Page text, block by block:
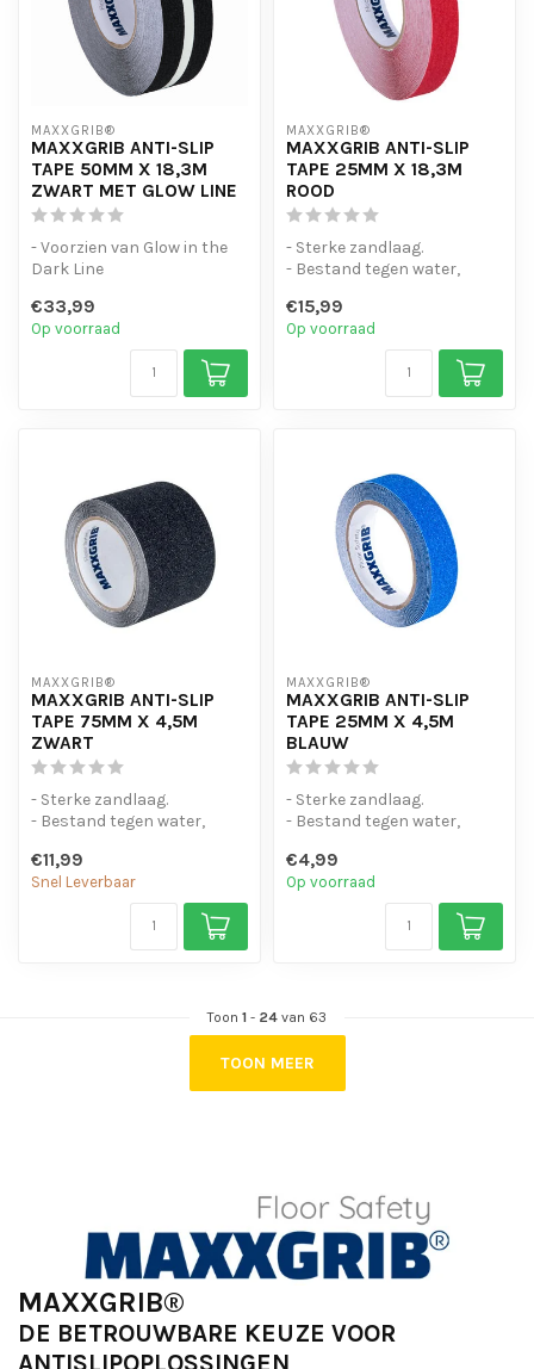
MAXXGRIB®
MAXXGRIB ANTI-SLIP
TAPE 50MM X 18,3M
ZWART MET GLOW LINE
- Voorzien van Glow in the
Dark Line
- Vocht en Waterbest...
€33,99
Op voorraad
MAXXGRIB®
MAXXGRIB ANTI-SLIP
TAPE 25MM X 18,3M
ROOD
- Sterke zandlaag.
- Bestand tegen water,
- Is eenvo...
€15,99
Op voorraad
MAXXGRIB®
MAXXGRIB ANTI-SLIP
TAPE 75MM X 4,5M
ZWART
- Sterke zandlaag.
- Bestand tegen water,
- Is eenvo...
€11,99
Snel Leverbaar
MAXXGRIB®
MAXXGRIB ANTI-SLIP
TAPE 25MM X 4,5M
BLAUW
- Sterke zandlaag.
- Bestand tegen water,
- Is eenvo...
€4,99
Op voorraad
Toon 1 - 24 van 63
TOON MEER
MAXXGRIB®
DE BETROUWBARE KEUZE VOOR